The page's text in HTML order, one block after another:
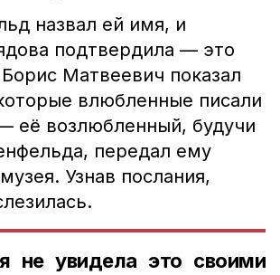
назвал ей имя, и
подтвердила — это
Матвеевич показал
влюбленные писали
её возлюбленный, будучи
передал ему
Узнав послания,
не увидела это своими